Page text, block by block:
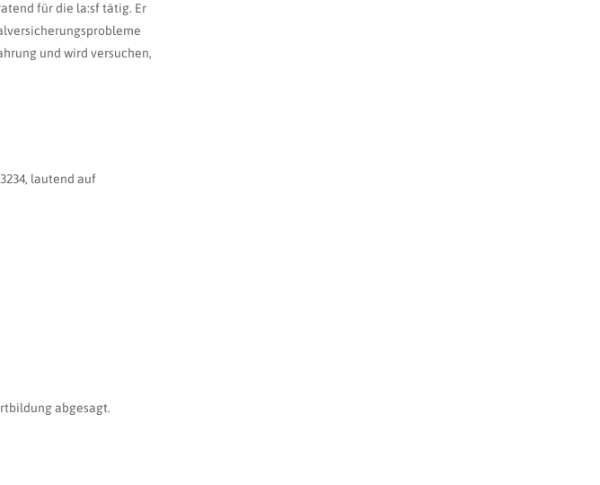
für die la:sf tätig. Er
und wird versuchen,
lautend auf
abgesagt.